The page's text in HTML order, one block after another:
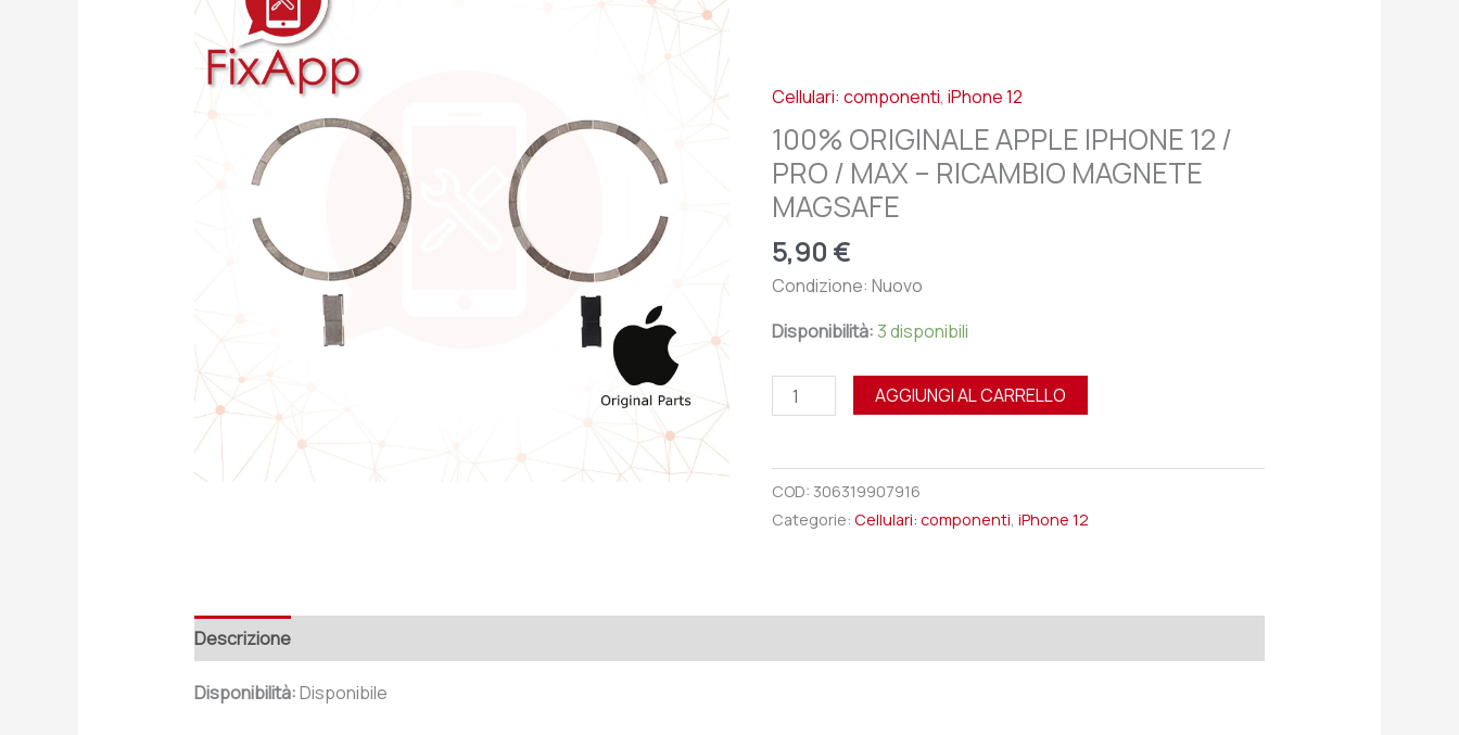
Cellulari: componenti,iPhone 12
100% ORIGINALE APPLE IPHONE 12 /
PRO / MAX – RICAMBIO MAGNETE
MAGSAFE
5,90 €
Condizione: Nuovo
Disponibilità: 3 disponibili
/
PRO
/
MAX
-
RICAMBIO
MAGNETE
MAGSAFE
quantità
AGGIUNGI AL CARRELLO
COD: 306319907916
Categorie:Cellulari: componenti ,iPhone 12
Descrizione
Disponibilità:Disponibile